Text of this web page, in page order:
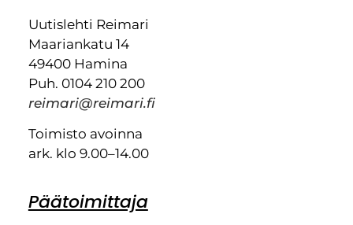
Uutislehti Reimari
Maariankatu 14
49400 Hamina
Puh. 0104 210 200
reimari@reimari.fi
Toimisto avoinna
ark. klo 9.00–14.00
Päätoimittaja